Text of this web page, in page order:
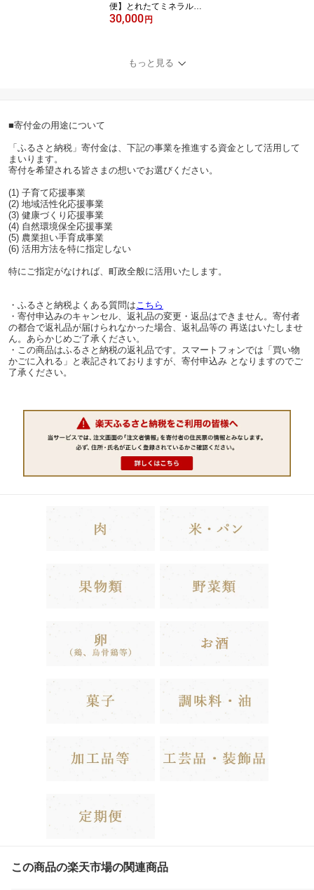
便】とれたてミネラル野
菜セット3回(2ヶ月に1
30,000円
もっと見る
■寄付金の用途について
「ふるさと納税」寄付金は、下記の事業を推進する資金として活用して
まいります。
寄付を希望される皆さまの想いでお選びください。
(1) 子育て応援事業
(2) 地域活性化応援事業
(3) 健康づくり応援事業
(4) 自然環境保全応援事業
(5) 農業担い手育成事業
(6) 活用方法を特に指定しない
特にご指定がなければ、町政全般に活用いたします。
・ふるさと納税よくある質問は こちら
・寄付申込みのキャンセル、返礼品の変更・返品はできません。寄付者
の都合で返礼品が届けられなかった場合、返礼品等の 再送はいたしませ
ん。あらかじめご了承ください。
・この商品はふるさと納税の返礼品です。スマートフォンでは「買い物
かごに入れる」と表記されておりますが、寄付申込み となりますのでご
了承ください。
この商品の楽天市場の関連商品